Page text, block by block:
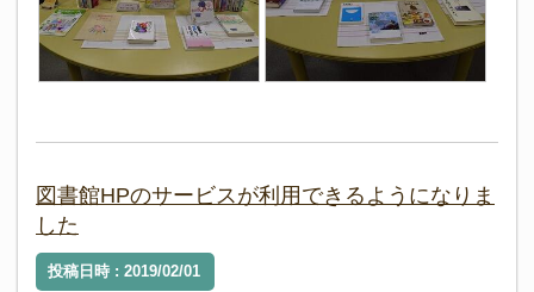
図書館HPのサービスが利用できるようになりま
した
投稿日時 : 2019/02/01